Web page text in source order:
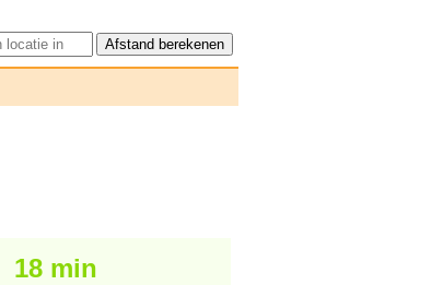
18 min